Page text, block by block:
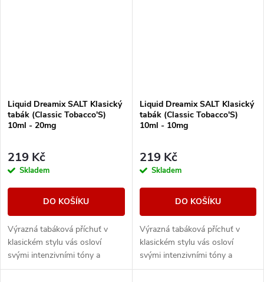
Liquid Dreamix SALT Klasický
tabák (Classic Tobacco'S)
10ml - 20mg
219 Kč
Skladem
DO KOŠÍKU
Výrazná tabáková příchuť v
klasickém stylu vás osloví
svými intenzivními tóny a
dřevitou dochutí.
Liquid Dreamix SALT Klasický
tabák (Classic Tobacco'S)
10ml - 10mg
219 Kč
Skladem
DO KOŠÍKU
Výrazná tabáková příchuť v
klasickém stylu vás osloví
svými intenzivními tóny a
dřevitou dochutí.